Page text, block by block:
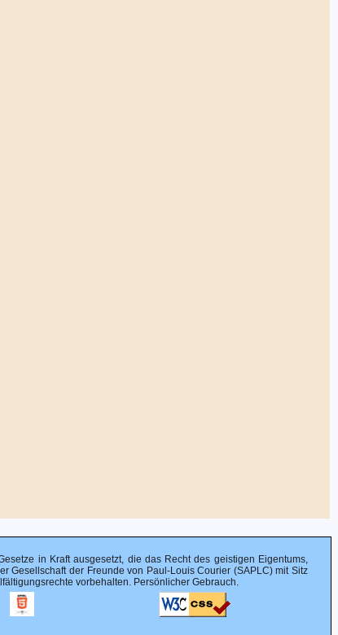
in Kraft ausgesetzt, die das Recht des geistigen Eigentums,
Gesellschaft der Freunde von Paul-Louis Courier (SAPLC) mit Sitz
vorbehalten. Persönlicher Gebrauch.